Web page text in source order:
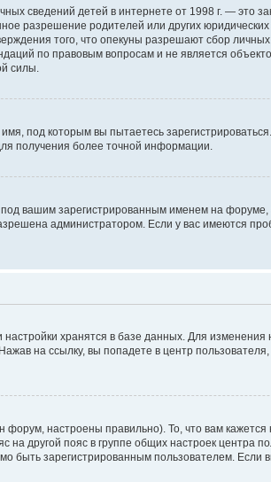
сведений детей в интернете от 1998 г. — это
разрешение родителей или других юридических
того, что опекуны разрешают сбор
по правовым вопросам и не является
силы.
под которым вы пытаетесь
получения более точной информации.
вашим зарегистрированным именем на форуме,
администратором. Если у вас имеются
хранятся в базе данных. Для
на ссылку, вы попадете в центр
настроены правильно). То, что вам
на другой пояс в группе общих настроек центра
быть зарегистрированным пользователем.